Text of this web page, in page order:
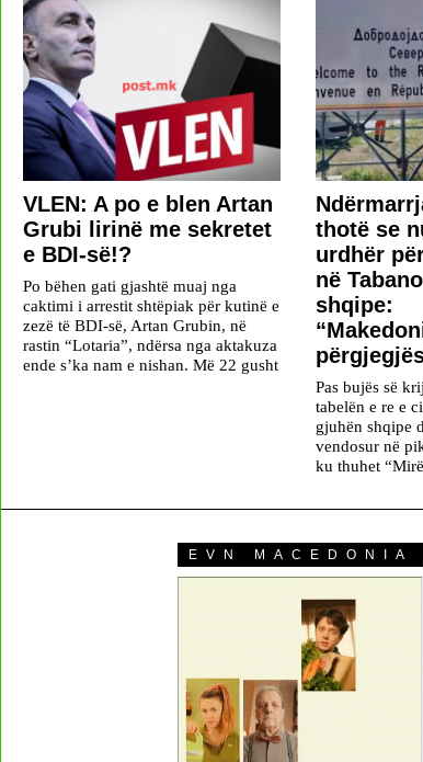
VLEN: A po e blen Artan
Grubi lirinë me sekretet
e BDI-së!?
Po bëhen gati gjashtë muaj nga
caktimi i arrestit shtëpiak për kutinë e
zezë të BDI-së, Artan Grubin, në
rastin “Lotaria”, ndërsa nga aktakuza
ende s’ka nam e nishan. Më 22 gusht
thotë se
urdhër
në
shqipe:
Pas bujës së
tabelën e re e
gjuhën shqipe
vendosur në
ku thuhet
EVN MACEDONIA